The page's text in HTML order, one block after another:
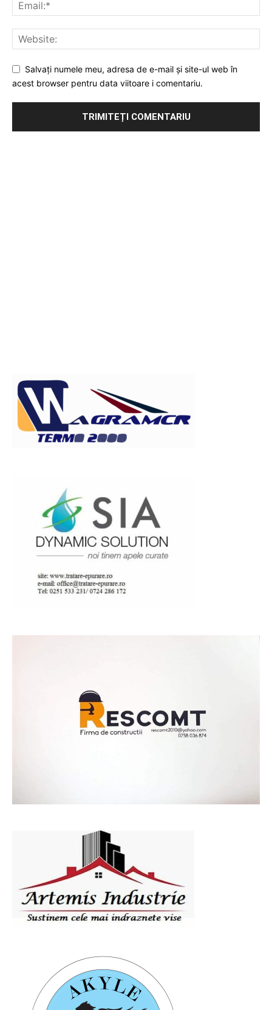
Salvați numele meu, adresa de e-mail și site-ul web în
acest browser pentru data viitoare i comentariu.